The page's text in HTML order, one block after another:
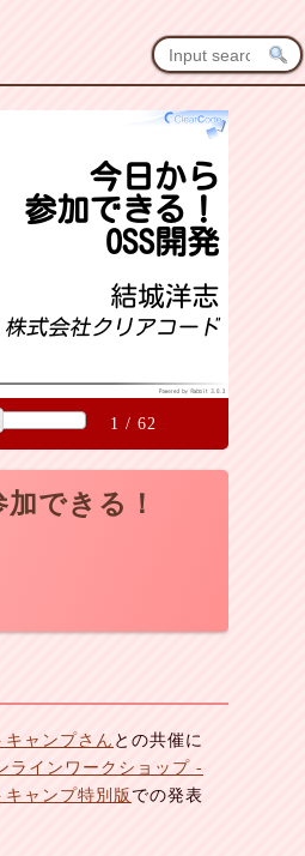
できる！
1 / 62
ャンプさん との共催に
ラインワークショップ -
ャンプ特別版での発表